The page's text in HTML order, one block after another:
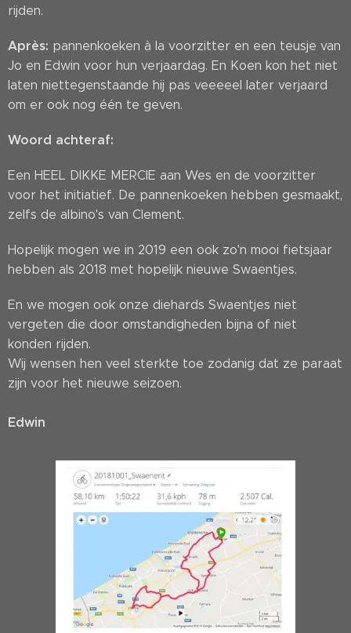
rijden.
Après: pannenkoeken à la voorzitter en een teusje van
Jo en Edwin voor hun verjaardag. En Koen kon het niet
laten niettegenstaande hij pas veeeeel later verjaard
om er ook nog één te geven.
Woord achteraf:
Een HEEL DIKKE MERCIE aan Wes en de voorzitter
voor het initiatief. De pannenkoeken hebben gesmaakt,
zelfs de albino's van Clement.
Hopelijk mogen we in 2019 een ook zo'n mooi fietsjaar
hebben als 2018 met hopelijk nieuwe Swaentjes.
En we mogen ook onze diehards Swaentjes niet
vergeten die door omstandigheden bijna of niet
konden rijden.
Wij wensen hen veel sterkte toe zodanig dat ze paraat
zijn voor het nieuwe seizoen.
Edwin